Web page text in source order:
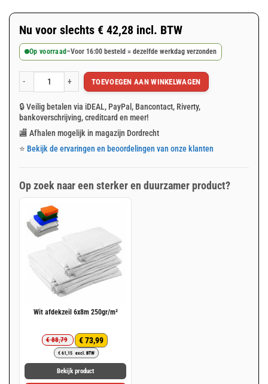
Nu voor slechts € 42,28 incl. BTW
Op voorraad–Voor 16:00 besteld = dezelfde werkdag verzonden
Wit afdekzeil 6x8m 150gr/m² aantalTOEVOEGEN AAN WINKELWAGEN
🔒 Veilig betalen via iDEAL, PayPal, Bancontact, Riverty,
bankoverschrijving, creditcard en meer!
🏬 Afhalen mogelijk in magazijn Dordrecht
⭐ Bekijk de ervaringen en beoordelingen van onze klanten
Op zoek naar een sterker en duurzamer product?
Wit afdekzeil 6x8m 250gr/m²
€88,79
Oorspronkelijke
prijs
was:
€ 88,79.
€73,99
Huidige
prijs
is:
€ 73,99.
€61,15 excl. BTW
Bekijk product